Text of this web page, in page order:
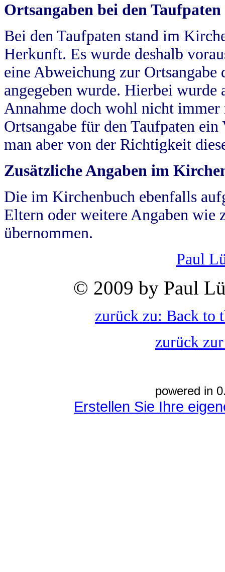
Ortsangaben bei den Taufpaten
Bei den Taufpaten stand im
Herkunft. Es wurde deshalb
eine Abweichung zur
angegeben wurde. Hierbei wurde
Annahme doch wohl nicht
Ortsangabe für den Taufpaten
man aber von der Richtigkeit
Zusätzliche Angaben im
Die im Kirchenbuch ebenfalls
Eltern oder weitere Angaben wie
übernommen.
Paul
© 2009 by Paul
zurück zu: Back to
zurück
powered in
Erstellen Sie Ihre